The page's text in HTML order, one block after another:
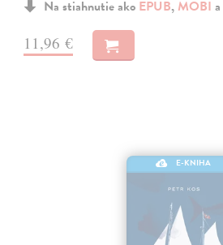
Na stiahnutie ako EPUB, MOBI a
11,96 €
E-KNIHA